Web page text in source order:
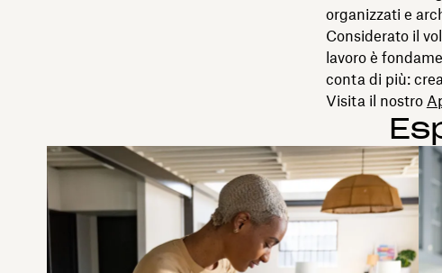
organizzati e
Considerato il
lavoro è
conta di più:
Visita il nostro